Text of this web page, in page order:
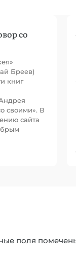
со
Бреев)
книг
своими». В
сайта
поля